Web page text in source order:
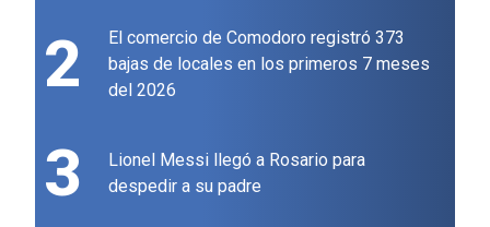
2
El comercio de Comodoro registró 373
bajas de locales en los primeros 7 meses
del 2026
3
Lionel Messi llegó a Rosario para
despedir a su padre